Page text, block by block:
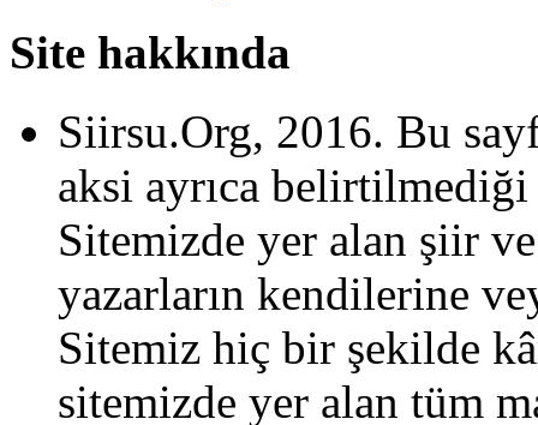
Site hakkında
Siirsu.Org, 2016. Bu
aksi ayrıca
Sitemizde yer alan şiir
yazarların kendilerine
Sitemiz hiç bir şekilde
sitemizde yer alan tüm